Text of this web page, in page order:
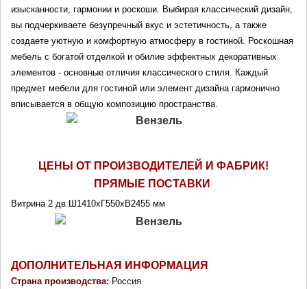
изысканности, гармонии и роскоши. Выбирая классический дизайн,
вы подчеркиваете безупречный вкус и эстетичность, а также
создаете уютную и комфортную атмосферу в гостиной. Роскошная
мебель с богатой отделкой и обилие эффектных декоративных
элементов - основные отличия классического стиля. Каждый
предмет мебели для гостиной или элемент дизайна гармонично
вписывается в общую композицию пространства.
ЦЕНЫ ОТ ПРОИЗВОДИТЕЛЕЙ И ФАБРИК!
ПРЯМЫЕ ПОСТАВКИ
Витрина 2 дв:Ш1410хГ550хВ2455 мм
ДОПОЛНИТЕЛЬНАЯ ИНФОРМАЦИЯ
Страна производства: Россия